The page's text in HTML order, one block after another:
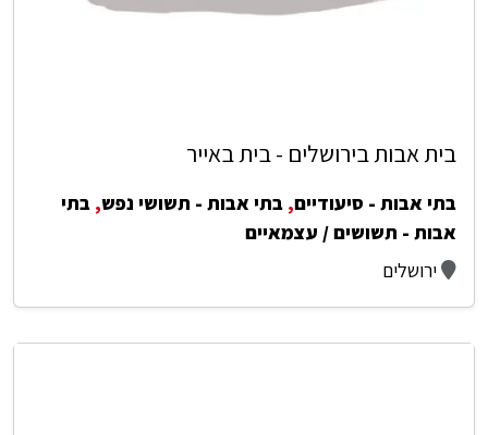
בית אבות בירושלים - בית באייר
בתי אבות - סיעודיים, בתי אבות - תשושי נפש, בתי
אבות - תשושים / עצמאיים
ירושלים